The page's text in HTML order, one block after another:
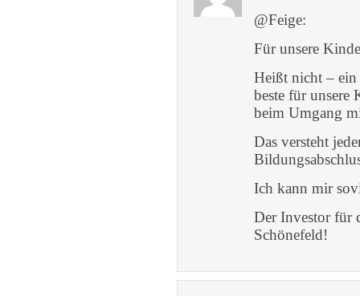
@Feige:
Für unsere
Heißt nicht – ein
beste für unsere
beim Umgang
Das versteht
Ich kann mir
Der Investor für
Schönefeld!